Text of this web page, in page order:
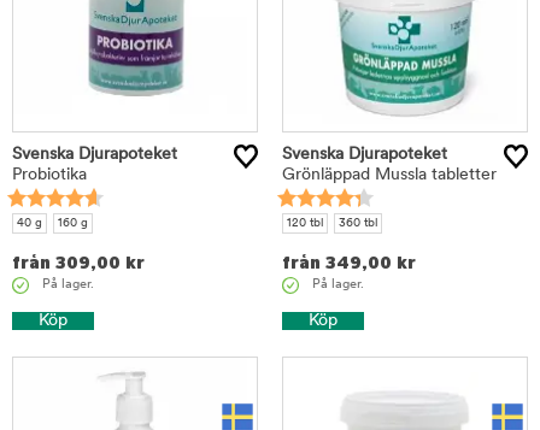
Svenska Djurapoteket
Probiotika
40 g 160 g
från 309,00 kr
På lager.
Köp
Svenska Djurapoteket
Grönläppad Mussla tabletter
120 tbl 360 tbl
från 349,00 kr
På lager.
Köp